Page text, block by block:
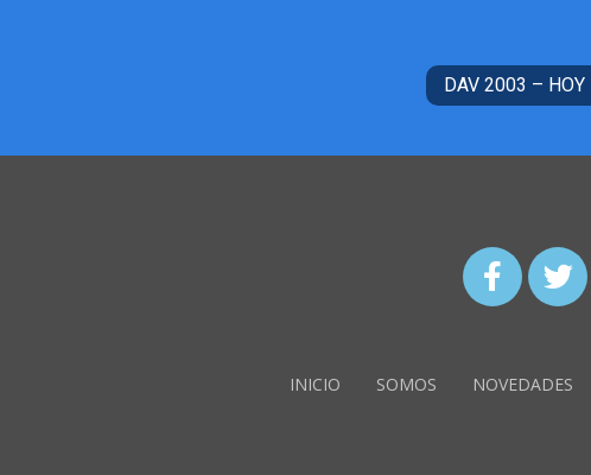
DAV 2003 – HOY
INICIO SOMOS NOVEDADES